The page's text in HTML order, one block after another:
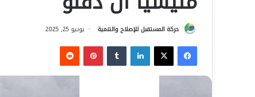
حركة المستقبل للإصلاح والتنمية يونيو 25, 2025
فيسبوك‫X لينكدإن بينتيريست